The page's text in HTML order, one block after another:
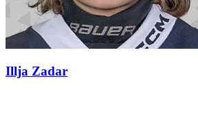
Illja Zadar